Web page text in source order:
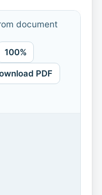
document
100%
PDF